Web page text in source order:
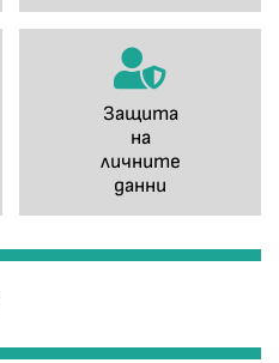
Защита
на
личните
данни